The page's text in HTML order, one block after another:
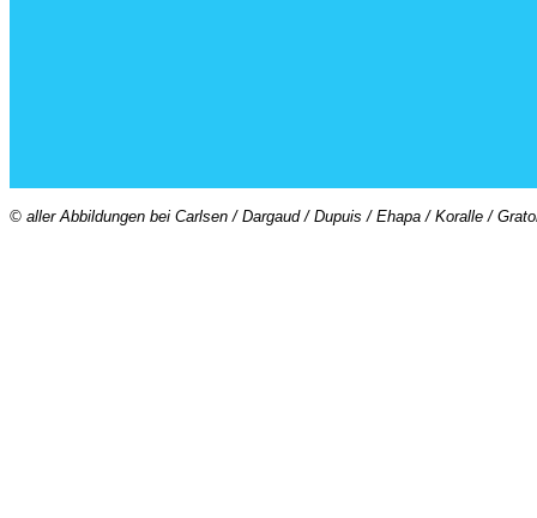
© aller Abbildungen bei Carlsen / Dargaud / Dupuis / Ehapa / Koralle /